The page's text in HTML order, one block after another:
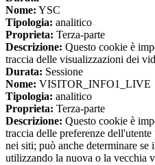
Nome: YSC
Tipologia: analitico
Proprieta: Terza-parte
Descrizione: Questo cookie è
traccia delle visualizzazioni dei
Durata: Sessione
Nome: VISITOR_INFO1_LIVE
Tipologia: analitico
Proprieta: Terza-parte
Descrizione: Questo cookie è
traccia delle preferenze
nei siti; può anche determinare se
utilizzando la nuova o la vecchia